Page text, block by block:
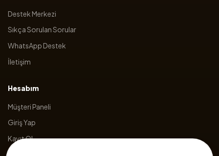
Destek Merkezi
Sıkça Sorulan Sorular
WhatsApp Destek
İletişim
Hesabım
Müşteri Paneli
Giriş Yap
Kayıt Ol